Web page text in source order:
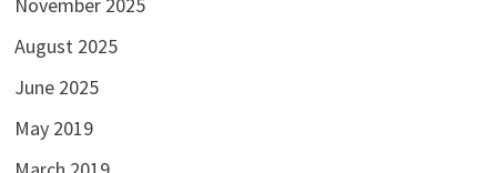
November 2025
August 2025
June 2025
May 2019